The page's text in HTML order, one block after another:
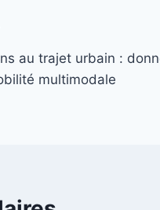
au trajet urbain :
multimodale